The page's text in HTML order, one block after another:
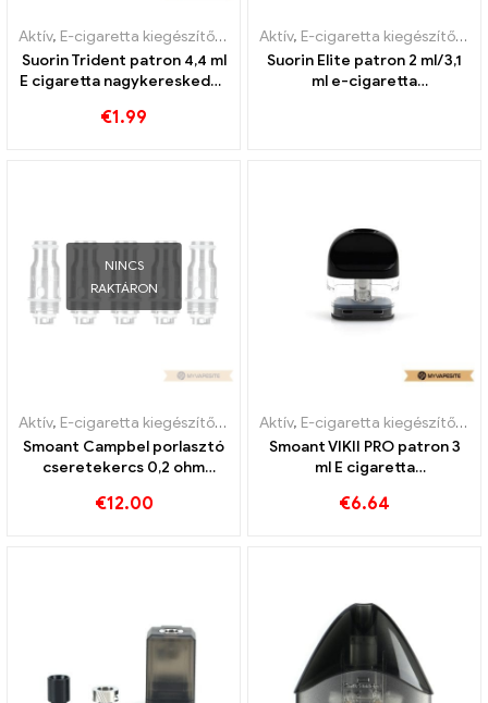
Aktív, E-cigaretta kiegészítők ,
Párologtató
Suorin Trident patron 4,4 ml
E cigaretta nagykereskedés
€1.99
Aktív, E-cigaretta kiegészítők ,
Suorin Elite patron 2 ml/3,1
ml e-cigaretta
NINCS
RAKTÁRON
Aktív, E-cigaretta kiegészítők ,
Párologtató
Smoant Campbel porlasztó
cseretekercs 0,2 ohm
nagykereskedés丨Egyedi
€12.00
Aktív, E-cigaretta kiegészítők ,
Smoant VIKII PRO patron 3
ml E cigaretta
€6.64